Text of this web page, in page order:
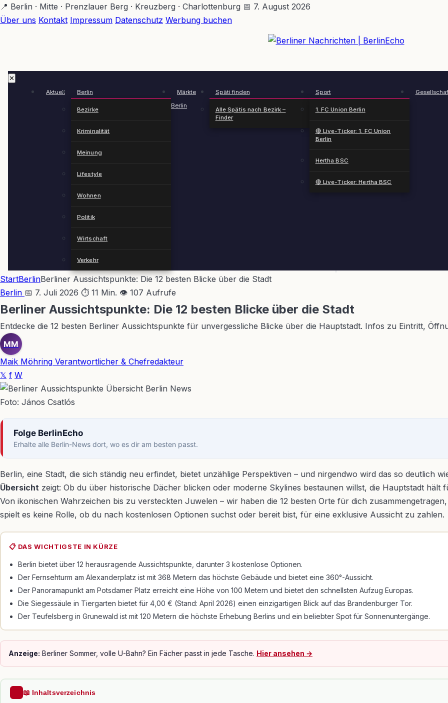
Zum
Hauptinhalt
📍 Berlin · Mitte · Prenzlauer Berg · Kreuzberg · Charlottenburg 📅 7. August 2026
Über uns Kontakt Impressum Datenschutz Werbung buchen
✕
Aktuell Berlin
Bezirke
Kriminalität
Meinung
Lifestyle
Wohnen
Politik
Wirtschaft
Verkehr
Märkte
Berlin
Späti finden
Alle Spätis nach Bezirk –
Finder
Sport
1. FC Union Berlin
🔴 Live-Ticker: 1. FC Union
Berlin
Hertha BSC
🔴 Live-Ticker: Hertha BSC
StartBerlinBerliner Aussichtspunkte: Die 12 besten Blicke über die Stadt
Berlin 📅 7. Juli 2026 ⏱ 11 Min. 👁 107 Aufrufe
Berliner Aussichtspunkte: Die 12 besten Blicke über die Stadt
Entdecke die 12 besten Berliner Aussichtspunkte für unvergessliche Blicke über die Hauptstadt. Infos zu Eintritt,
MM
Maik Möhring Verantwortlicher & Chefredakteur
𝕏 f W
Foto: János Csatlós
Folge BerlinEcho
Erhalte alle Berlin-News dort, wo es dir am besten passt.
Berlin, eine Stadt, die sich ständig neu erfindet, bietet unzählige Perspektiven – und nirgendwo wird das so deutlich
Übersicht zeigt: Ob du über historische Dächer blicken oder moderne Skylines bestaunen willst, die Hauptstadt hält
Von ikonischen Wahrzeichen bis zu versteckten Juwelen – wir haben die 12 besten Orte für dich
spielt es keine Rolle, ob du nach kostenlosen Optionen suchst oder bereit bist, für eine exklusive Aussicht zu zahlen.
📋 DAS WICHTIGSTE IN KÜRZE
Berlin bietet über 12 herausragende Aussichtspunkte, darunter 3 kostenlose Optionen.
Der Fernsehturm am Alexanderplatz ist mit 368 Metern das höchste Gebäude und bietet eine 360°-Aussicht.
Der Panoramapunkt am Potsdamer Platz erreicht eine Höhe von 100 Metern und bietet den schnellsten Aufzug Europas.
Die Siegessäule in Tiergarten bietet für 4,00 € (Stand: April 2026) einen einzigartigen Blick auf das Brandenburger Tor.
Der Teufelsberg in Grunewald ist mit 120 Metern die höchste Erhebung Berlins und ein beliebter Spot für Sonnenuntergänge.
Anzeige: Berliner Sommer, volle U-Bahn? Ein Fächer passt in jede Tasche. Hier ansehen →
📖 Inhaltsverzeichnis